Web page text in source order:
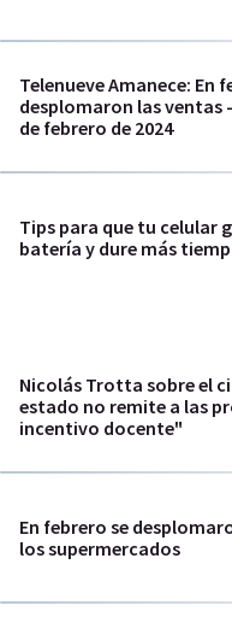
Telenueve Amanece: En
desplomaron las ventas
de febrero de 2024
Tips para que tu celular
batería y dure más
Nicolás Trotta sobre el
estado no remite a las
incentivo docente"
En febrero se
los supermercados